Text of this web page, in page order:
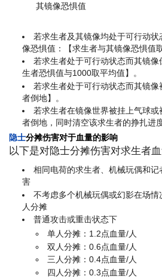
其镜像恐惧值
若求生者及其镜像均处于可行动
像恐惧值：【求生者与其镜像恐惧值
若求生者处于可行动状态而其镜
生者恐惧值与1000取平均值】。
若求生者处于可行动状态而其镜
者倒地】。
若求生者在镜像世界被挂上气球
者倒地，同时清空该求生者的挣扎进
隐士分摊伤害对于血量的影响
以下是对隐士分摊伤害对求生者
相同电荷的求生者、机械玩偶和
害
不考虑多个机械玩偶或幻影在场
人分摊
普通攻击或重击状态下
单人分摊：1.2点血量/人
双人分摊：0.6点血量/人
三人分摊：0.4点血量/人
四人分摊：0.3点血量/人